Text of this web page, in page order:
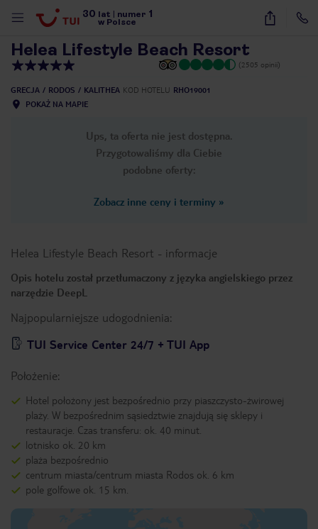
30 lat numer 1
w Polsce
92
Helea Lifestyle Beach Resort
(2505 opinii)
GRECJA RODOS KALITHEA KOD HOTELU RHO19001
POKAŻ NA MAPIE
Ups, ta oferta nie jest dostępna.
Przygotowaliśmy dla Ciebie
podobne oferty:
Zobacz inne ceny i terminy »
Helea Lifestyle Beach Resort - informacje
Opis hotelu został przetłumaczony z języka angielskiego przez
narzędzie DeepL
Najpopularniejsze udogodnienia:
TUI Service Center 24/7 + TUI App
Położenie:
Hotel położony jest bezpośrednio przy piaszczysto-żwirowej
plaży. W bezpośrednim sąsiedztwie znajdują się sklepy i
restauracje. Czas transferu: ok. 40 minut.
lotnisko ok. 20 km
plaża bezpośrednio
centrum miasta/centrum miasta Rodos ok. 6 km
pole golfowe ok. 15 km.